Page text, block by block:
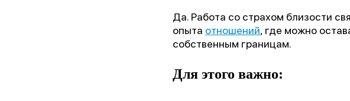
Да. Работа со страхом близости
опыта отношений, где можно
собственным границам.
Для этого важно: